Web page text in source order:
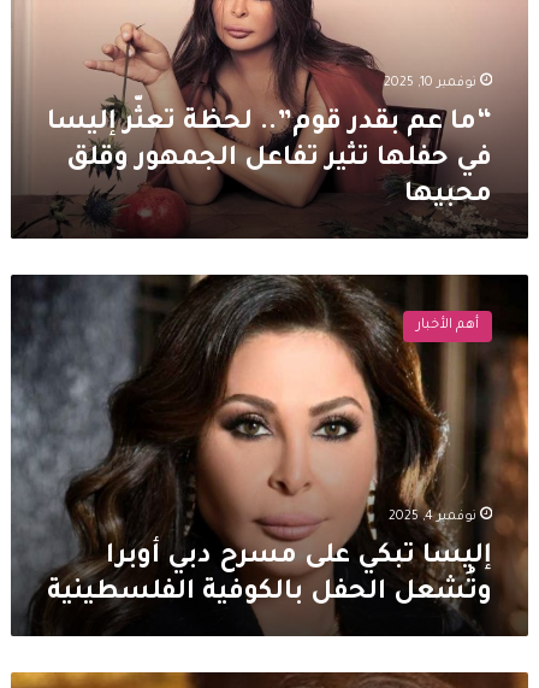
الجمهور
وقلق
محبيها
نوفمبر 10, 2025
“ما عم بقدر قوم”.. لحظة تعثّر إليسا
في حفلها تثير تفاعل الجمهور وقلق
محبيها
على
مسرح
دبي
أوبرا
وتُشعل
الحفل
بالكوفية
الفلسطينية
أهم الأخبار
نوفمبر 4, 2025
إليسا تبكي على مسرح دبي أوبرا
وتُشعل الحفل بالكوفية الفلسطينية